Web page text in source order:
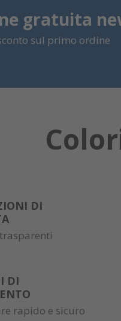
gratuita
sul primo ordine
DI
DI
rapido e sicuro